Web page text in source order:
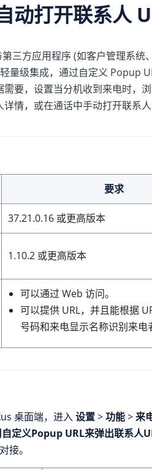
动打开联系人
三方应用程序 (如客户管理系统
量级集成，通过自定义 Popup
需要，设置当分机收到来电时，
详情，或在通话中手动打开联系
要求
37.21.0.16 或更高版本
1.10.2 或更高版本
可以通过 Web 访问。
可以提供 URL，并且能根据
号码和来电显示名称识别来电
桌面端，进入设置>功能>来
定义Popup URL来弹出联系人
接。